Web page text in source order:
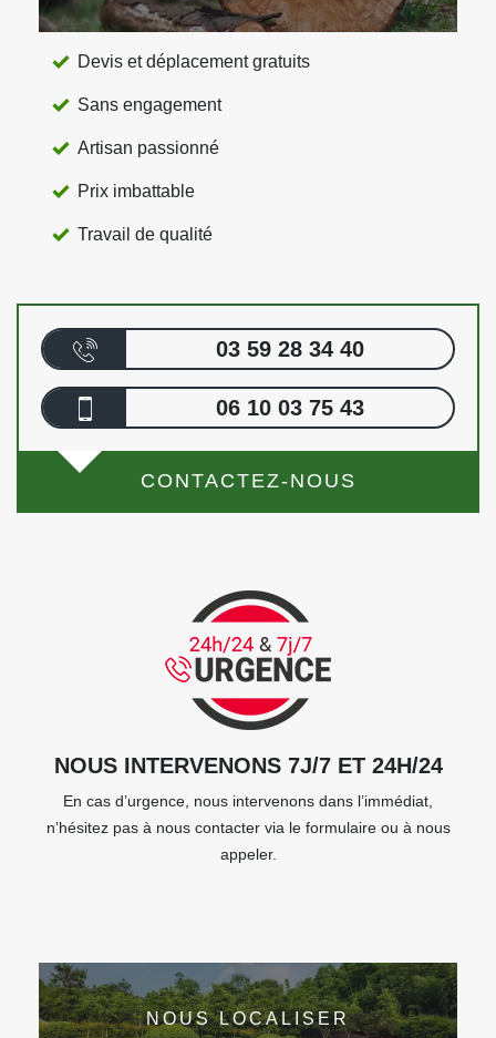
Devis et déplacement gratuits
Sans engagement
Artisan passionné
Prix imbattable
Travail de qualité
03 59 28 34 40
06 10 03 75 43
CONTACTEZ-NOUS
NOUS INTERVENONS 7J/7 ET 24H/24
En cas d’urgence, nous intervenons dans l’immédiat,
n’hésitez pas à nous contacter via le formulaire ou à nous
appeler.
NOUS LOCALISER